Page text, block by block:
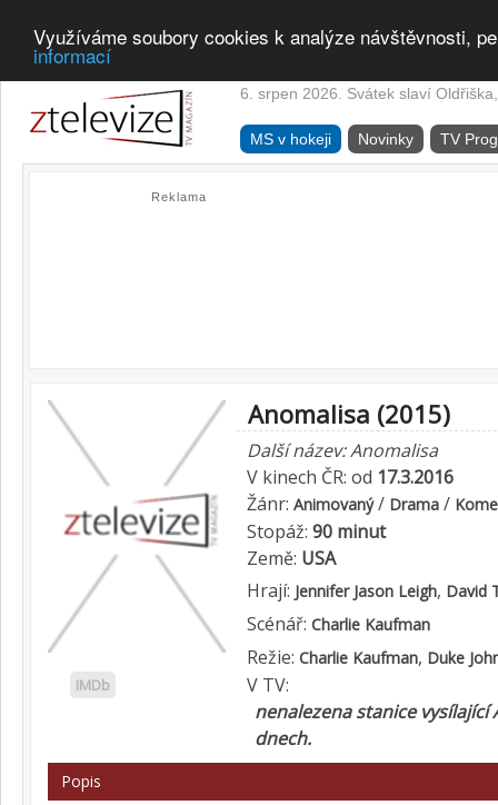
Využíváme soubory cookies k analýze návštěvnosti,
informací
6. srpen 2026. Svátek slaví
MS v hokeji Novinky TV
Reklama
IMDb
Anomalisa (2015)
Další název: Anomalisa
V kinech ČR: od 17.3.2016
Žánr: Animovaný/ Drama /
Stopáž: 90 minut
Země: USA
Hrají: Jennifer Jason Leigh, David
Scénář: Charlie Kaufman
Režie: Charlie Kaufman, Duke
V TV:
nenalezena stanice vysílající
dnech.
Popis